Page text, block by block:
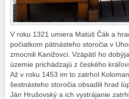
V roku 1321 umiera Matúš Čák a
počiatkom pätnásteho storočia v
zmocnili Kanižovci. Vzápätí ho
územie prichádzajú z českého
Až v roku 1453 im to zatrhol
šestnásteho storočia obsadili hrad
Ján Hrušovský a ich vystrájanie